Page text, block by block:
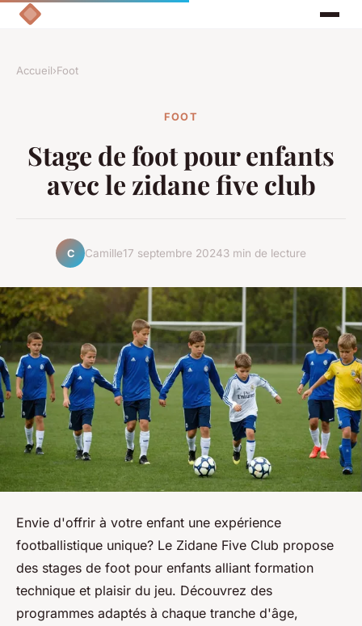
Accueil›Foot
FOOT
Stage de foot pour enfants
avec le zidane five club
C Camille17 septembre 20243 min de lecture
Envie d'offrir à votre enfant une expérience
footballistique unique? Le Zidane Five Club propose
des stages de foot pour enfants alliant formation
technique et plaisir du jeu. Découvrez des
programmes adaptés à chaque tranche d'âge,